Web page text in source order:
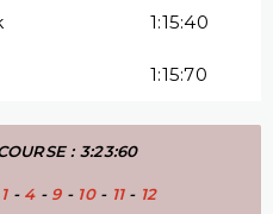
1:15:40
1:15:70
: 3:23:60
1- 4- 9- 10- 11- 12